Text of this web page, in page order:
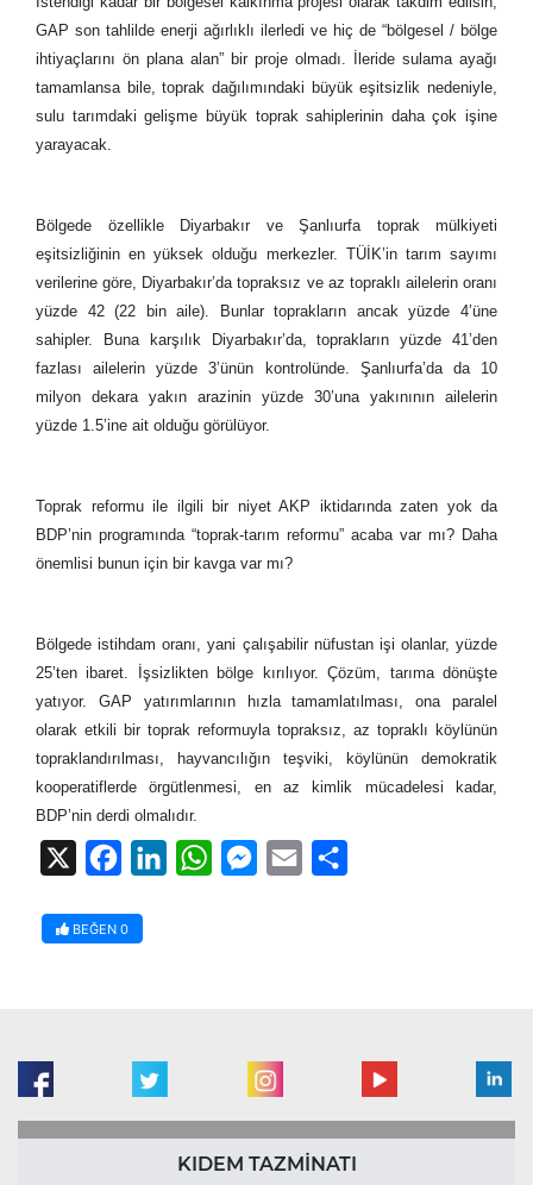
GAP son tahlilde enerji ağırlıklı ilerledi ve hiç de “bölgesel / bölge
ihtiyaçlarını ön plana alan” bir proje olmadı. İleride sulama ayağı
tamamlansa bile, toprak dağılımındaki büyük eşitsizlik nedeniyle,
sulu tarımdaki gelişme büyük toprak sahiplerinin daha çok işine
yarayacak.
Bölgede özellikle Diyarbakır ve Şanlıurfa toprak mülkiyeti
eşitsizliğinin en yüksek olduğu merkezler. TÜİK’in tarım sayımı
verilerine göre, Diyarbakır’da topraksız ve az topraklı ailelerin oranı
yüzde 42 (22 bin aile). Bunlar toprakların ancak yüzde 4’üne
sahipler. Buna karşılık Diyarbakır’da, toprakların yüzde 41’den
fazlası ailelerin yüzde 3’ünün kontrolünde. Şanlıurfa’da da 10
milyon dekara yakın arazinin yüzde 30’una yakınının ailelerin
yüzde 1.5’ine ait olduğu görülüyor.
Toprak reformu ile ilgili bir niyet AKP iktidarında zaten yok da
BDP’nin programında “toprak-tarım reformu” acaba var mı? Daha
önemlisi bunun için bir kavga var mı?
Bölgede istihdam oranı, yani çalışabilir nüfustan işi olanlar, yüzde
25’ten ibaret. İşsizlikten bölge kırılıyor. Çözüm, tarıma dönüşte
yatıyor. GAP yatırımlarının hızla tamamlatılması, ona paralel
olarak etkili bir toprak reformuyla topraksız, az topraklı köylünün
topraklandırılması, hayvancılığın teşviki, köylünün demokratik
kooperatiflerde örgütlenmesi, en az kimlik mücadelesi kadar,
BDP’nin derdi olmalıdır.
FacebookLinkedInWhatsAppMessenger
Email
BEĞEN 0
KIDEM TAZMİNATI